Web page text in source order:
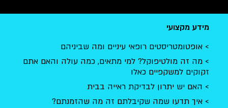
מידע מקצועי
אופטומטריסטים רופאי עיניים ומה שביניהם
מה זה מולטיפוקל? למי מתאים, כמה עולה והאם אתם
זקוקים למשקפיים כאלו
האם יש יתרון לבדיקת ראייה בבית
איך תדעו שמה שקיבלתם זה מה שהזמנתם?